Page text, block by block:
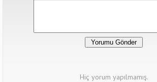
Hiç yorum yapılmamış.